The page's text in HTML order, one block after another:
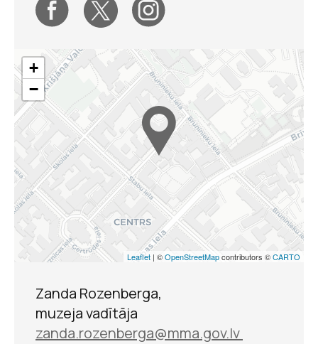
Par ko man neiznāk
dzeja iz manām
sirdssāpēm?
+
−
Leaflet | ©OpenStreetMapcontributors ©CARTO
Zanda Rozenberga,
muzeja vadītāja
zanda.rozenberga@mma.gov.lv